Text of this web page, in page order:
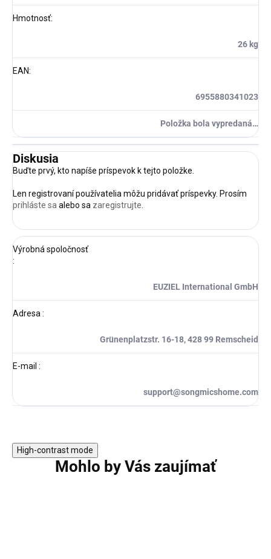
Hmotnosť:
26 kg
EAN:
6955880341023
Položka bola vypredaná…
Diskusia
Buďte prvý, kto napíše príspevok k tejto položke.
Len registrovaní používatelia môžu pridávať príspevky. Prosím
prihláste sa alebo sa zaregistrujte
Výrobná spoločnosť
:
EUZIEL International GmbH
Adresa :
Grünenplatzstr. 16-18, 428 99 Remscheid
E-mail :
support@songmicshome.com
High-contrast mode
Mohlo by Vás zaujímať